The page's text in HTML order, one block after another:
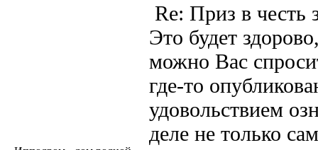
Re: Приз в честь
Это будет
можно Вас
где-то
удовольствием
деле не только